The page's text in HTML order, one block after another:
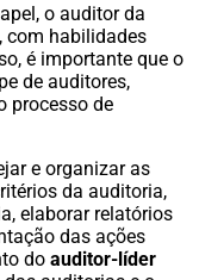
o auditor da
com habilidades
é importante que o
de auditores,
processo de
e organizar as
da auditoria,
elaborar relatórios
das ações
do auditor-líder